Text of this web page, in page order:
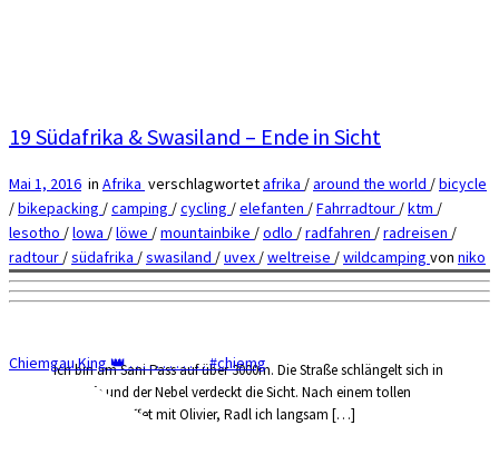
Ich bin am Sani Pass auf über 3000m. Die Straße schlängelt sich in
die Tiefe und der Nebel verdeckt die Sicht. Nach einem tollen
Frühstücksbuffet mit Olivier, Radl ich langsam […]
19 Südafrika & Swasiland – Ende in Sicht
Mai 1, 2016 in Afrika verschlagwortetafrika /around the world /bicycle
/bikepacking /camping /cycling /elefanten /Fahrradtour /ktm /
lesotho /lowa /löwe /mountainbike /odlo /radfahren /radreisen /
radtour /südafrika /swasiland /uvex /weltreise /wildcamping von niko
Chiemgau King 👑 . . . . . . . . . . . . #chiemg